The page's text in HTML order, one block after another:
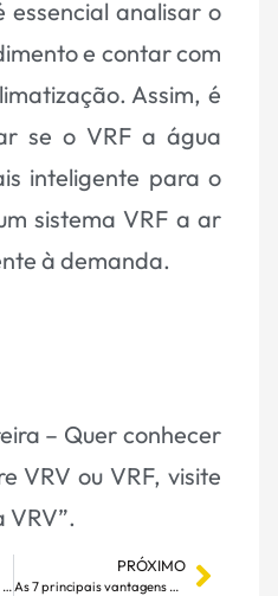
essencial analisar o
e contar com
Assim, é
se o VRF a água
inteligente para o
sistema VRF a ar
à demanda.
– Quer conhecer
VRV ou VRF, visite
VRV”.
Instalação VRV sem solda? Conheça o Tightfit, o sistema da Daikin que agiliza tudo
PRÓXIMO
As 7 principais vantagens do VRV em indústrias que ninguém conta por aí!